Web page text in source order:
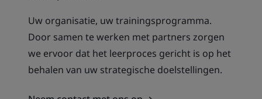
Uw organisatie, uw trainingsprogramma.
Door samen te werken met partners zorgen
we ervoor dat het leerproces gericht is op het
behalen van uw strategische doelstellingen.